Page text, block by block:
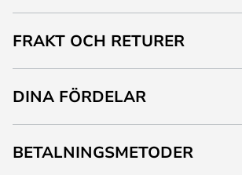
FRAKT OCH RETURER
DINA FÖRDELAR
BETALNINGSMETODER